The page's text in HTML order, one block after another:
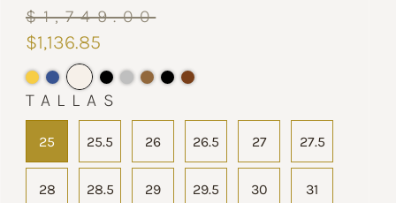
TALLAS
25 25.5 26 26.5 27 27.5
28 28.5 29 29.5 30 31
$1,749.00
$1,136.85